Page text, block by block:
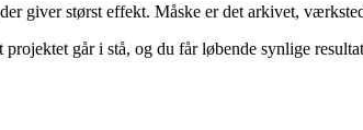
giver størst effekt. Måske er det arkivet,
går i stå, og du får løbende synlige